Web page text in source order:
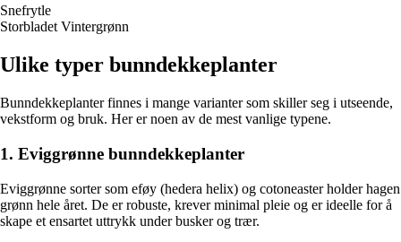
Snefrytle
Storbladet Vintergrønn
Ulike typer bunndekkeplanter
Bunndekkeplanter finnes i mange varianter som skiller seg i utseende,
vekstform og bruk. Her er noen av de mest vanlige typene.
1. Eviggrønne bunndekkeplanter
Eviggrønne sorter som eføy (hedera helix) og cotoneaster holder hagen
grønn hele året. De er robuste, krever minimal pleie og er ideelle for å
skape et ensartet uttrykk under busker og trær.